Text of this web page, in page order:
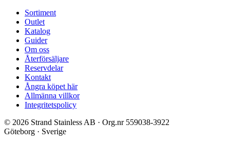
Sortiment
Outlet
Katalog
Guider
Om oss
Återförsäljare
Reservdelar
Kontakt
Ångra köpet här
Allmänna villkor
Integritetspolicy
© 2026 Strand Stainless AB · Org.nr 559038-3922
Göteborg · Sverige